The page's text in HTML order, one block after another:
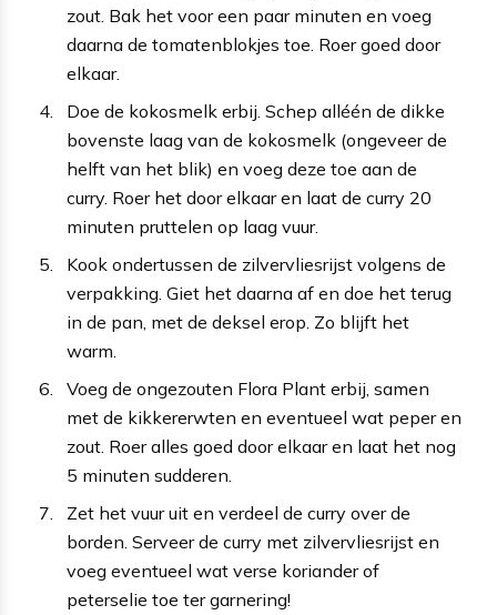
zout. Bak het voor een paar minuten en voeg
daarna de tomatenblokjes toe. Roer goed door
elkaar.
Doe de kokosmelk erbij. Schep alléén de dikke
bovenste laag van de kokosmelk (ongeveer de
helft van het blik) en voeg deze toe aan de
curry. Roer het door elkaar en laat de curry 20
minuten pruttelen op laag vuur.
Kook ondertussen de zilvervliesrijst volgens de
verpakking. Giet het daarna af en doe het terug
in de pan, met de deksel erop. Zo blijft het
warm.
Voeg de ongezouten Flora Plant erbij, samen
met de kikkererwten en eventueel wat peper en
zout. Roer alles goed door elkaar en laat het nog
5 minuten sudderen.
Zet het vuur uit en verdeel de curry over de
borden. Serveer de curry met zilvervliesrijst en
voeg eventueel wat verse koriander of
peterselie toe ter garnering!